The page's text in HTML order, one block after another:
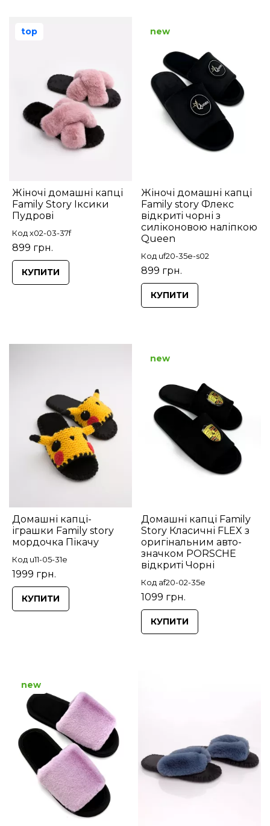
Жіночі домашні капці
Family Story Іксики
Пудрові
Код x02-03-37f
899 грн.
top
КУПИТИ
Жіночі домашні капці
Family story Флекс
відкриті чорні з
силіконовою наліпкою
Queen
Код uf20-35e-s02
899 грн.
new
КУПИТИ
Домашні капці-
іграшки Family story
мордочка Пікачу
Код u11-05-31e
1999 грн.
КУПИТИ
Домашні капці Family
Story Класичні FLEX з
оригінальним авто-
значком PORSCHE
відкриті Чорні
Код af20-02-35e
1099 грн.
new
КУПИТИ
new